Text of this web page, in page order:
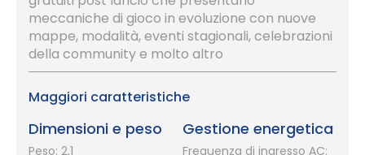
meccaniche di gioco in evoluzione con nuove
mappe, modalità, eventi stagionali, celebrazioni
della community e molto altro
Maggiori caratteristiche
Dimensioni e peso
Peso: 2,1
Gestione energetica
Frequenza di ingresso AC: